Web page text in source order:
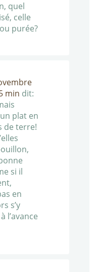
quel
celle
purée?
min dit:
plat en
de terre!
si il
en
s’y
l’avance